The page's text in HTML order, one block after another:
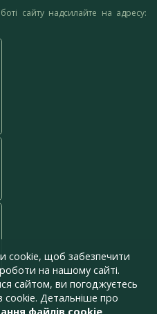
сайту надсилайте на адресу:
cookie, щоб забезпечити
на нашому сайті.
сайтом, ви погоджуєтесь
cookie. Детальніше про